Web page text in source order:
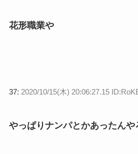
花形職業や
37: 2020/10/15(木) 20:06:27.15
やっぱりナンパとかあったんや